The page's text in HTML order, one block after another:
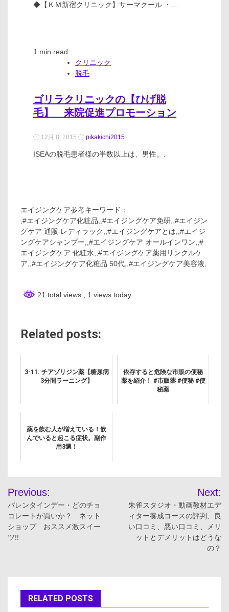
◆【ＫＭ新宿クリニック】サーマクール ・…
1 min read
クリニック
脱毛
ゴリラクリニックの【ひげ脱
毛】 来院促進プロモーション
12月 8, 2015 pikakichi2015
ISEAの脱毛患者様の半数以上は、男性。.
エイジングケア参考キーワード：
,#エイジングケア化粧品,,#エイジングケア免研,,#エイジン
グケア 通販 レディラック,,#エイジングケアとは,,#エイジ
ングケアシャンプー,,#エイジングケア オールインワン,,#
エイジングケア 化粧水,,#エイジングケア薬用リンクルケ
ア,,#エイジングケア化粧品 50代,,#エイジングケア美容液,
21 total views , 1 views today
Related posts:
3-11. チアゾリジン薬【糖尿病
3分間ラーニング】
依存すると危険な市販の便秘
薬を紹介！ #市販薬 #便秘 #便
秘薬
薬を飲む人が増えている！飲
んでいると起こる症状。副作
用3選！
投
稿
ナ
ー
Previous:
バレンタインデー・どのチョ
コレートが買いか？ ネット
ショップ おススメ激スイー
ツ!!
Next:
朱雀スタジオ・動画教材エデ
ィター養成コースの評判、良
い口コミ、悪い口コミ、メリ
ットとデメリットはどうな
の？
RELATED POSTS